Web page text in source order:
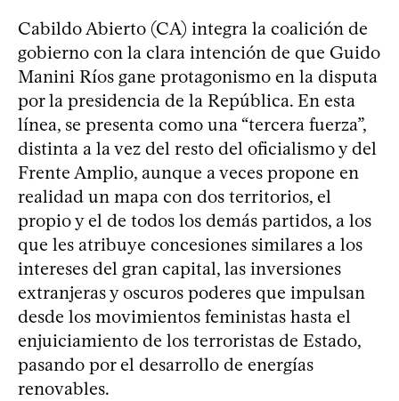
Cabildo Abierto (CA) integra la coalición de
gobierno con la clara intención de que Guido
Manini Ríos gane protagonismo en la disputa
por la presidencia de la República. En esta
línea, se presenta como una “tercera fuerza”,
distinta a la vez del resto del oficialismo y del
Frente Amplio, aunque a veces propone en
realidad un mapa con dos territorios, el
propio y el de todos los demás partidos, a los
que les atribuye concesiones similares a los
intereses del gran capital, las inversiones
extranjeras y oscuros poderes que impulsan
desde los movimientos feministas hasta el
enjuiciamiento de los terroristas de Estado,
pasando por el desarrollo de energías
renovables.